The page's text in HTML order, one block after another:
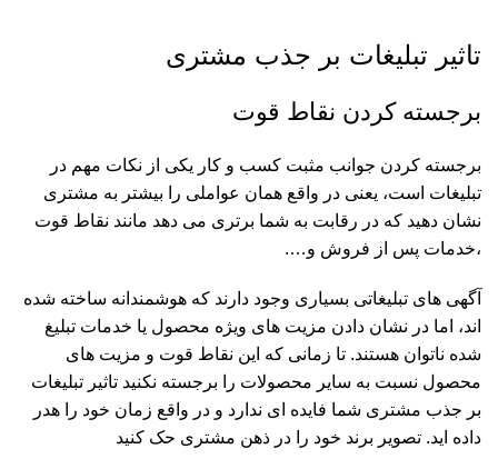
تاثیر تبلیغات بر جذب مشتری
برجسته کردن نقاط قوت
برجسته کردن جوانب مثبت کسب و کار یکی از نکات مهم در
تبلیغات است، یعنی در واقع همان عواملی را بیشتر به مشتری
نشان دهید که در رقابت به شما برتری می دهد مانند نقاط قوت
،خدمات پس از فروش و….
آگهی های تبلیغاتی بسیاری وجود دارند که هوشمندانه ساخته شده
اند، اما در نشان دادن مزیت های ویژه محصول یا خدمات تبلیغ
شده ناتوان هستند. تا زمانی که این نقاط قوت و مزیت های
محصول نسبت به سایر محصولات را برجسته نکنید تاثیر تبلیغات
بر جذب مشتری شما فایده ای ندارد و در واقع زمان خود را هدر
داده اید. تصویر برند خود را در ذهن مشتری حک کنید